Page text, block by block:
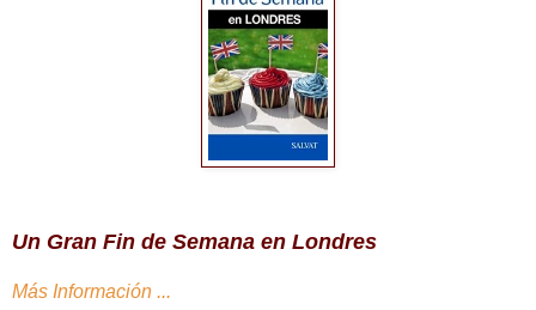
Un Gran Fin de Semana en Londres
Más Información ...